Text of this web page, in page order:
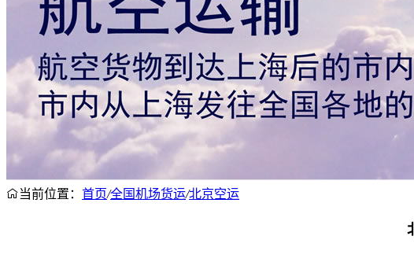
当前位置： 首页/全国机场货运/北京空运